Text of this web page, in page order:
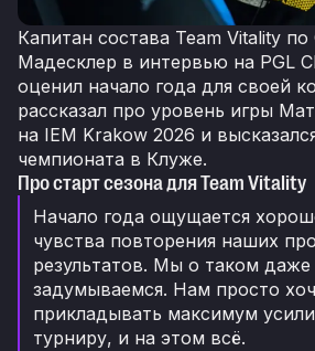
Капитан состава Team Vitality
Мадесклер в интервью на PGL
оценил начало года для своей
рассказал про уровень игры
на IEM Krakow 2026 и
чемпионата в Клуже.
Про старт сезона для Team Vitality
Начало года ощущается
чувства повторения наших
результатов. Мы о таком даже
задумываемся. Нам просто
прикладывать максимум
турниру, и на этом всё.